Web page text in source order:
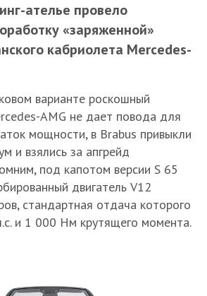
ателье провело
«заряженной»
кабриолета Mercedes-
варианте роскошный
AMG не дает повода для
мощности, в Brabus привыкли
и взялись за апгрейд
под капотом версии S 65
двигатель V12
стандартная отдача которого
и 1 000 Нм крутящего момента.